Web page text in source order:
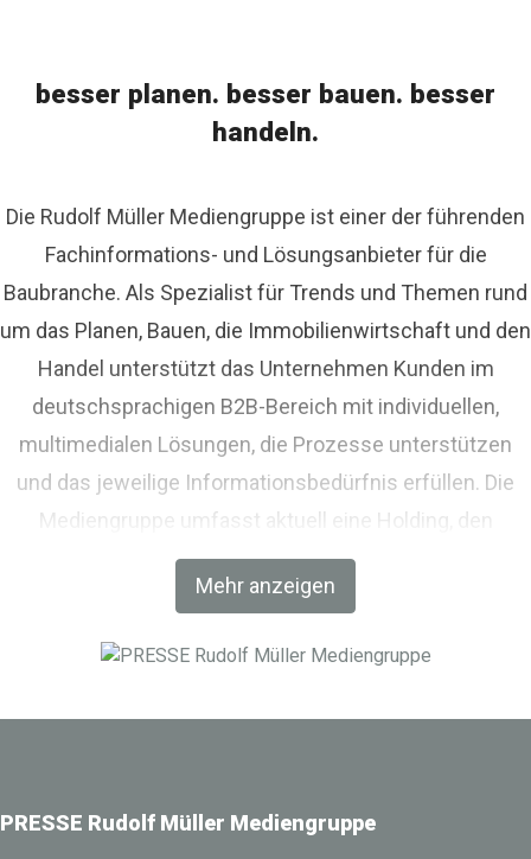
besser planen. besser bauen. besser
handeln.
Mehr anzeigen
Die Rudolf Müller Mediengruppe ist einer der führenden
Fachinformations- und Lösungsanbieter für die
Baubranche. Als Spezialist für Trends und Themen rund
um das Planen, Bauen, die Immobilienwirtschaft und den
Handel unterstützt das Unternehmen Kunden im
deutschsprachigen B2B-Bereich mit individuellen,
multimedialen Lösungen, die Prozesse unterstützen
und das jeweilige Informationsbedürfnis erfüllen. Die
Mediengruppe umfasst aktuell eine Holding, den
Fachverlag RM Rudolf Müller Medien und mit der BIM
World MUNICH eine Netzwerkplattform für Akteure der
Infrastrukturbereich.
PRESSE Rudolf Müller Mediengruppe